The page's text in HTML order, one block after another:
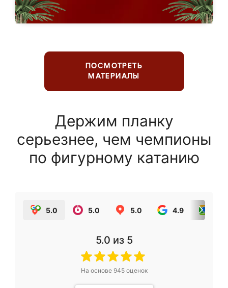
ПОСМОТРЕТЬ
МАТЕРИАЛЫ
Держим планку
серьезнее, чем чемпионы
по фигурному катанию
5.0 5.0 5.0 4.9
5.0 из 5
На основе 945оценок